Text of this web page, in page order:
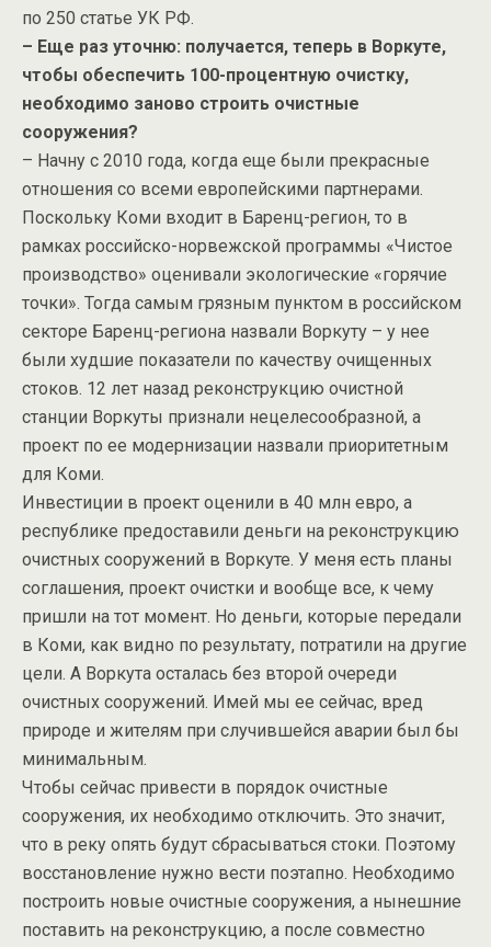
по 250 статье УК РФ.
– Еще раз уточню: получается, теперь в Воркуте,
чтобы обеспечить 100-процентную очистку,
необходимо заново строить очистные
сооружения?
– Начну с 2010 года, когда еще были прекрасные
отношения со всеми европейскими партнерами.
Поскольку Коми входит в Баренц-регион, то в
рамках российско-норвежской программы «Чистое
производство» оценивали экологические «горячие
точки». Тогда самым грязным пунктом в российском
секторе Баренц-региона назвали Воркуту – у нее
были худшие показатели по качеству очищенных
стоков. 12 лет назад реконструкцию очистной
станции Воркуты признали нецелесообразной, а
проект по ее модернизации назвали приоритетным
для Коми.
Инвестиции в проект оценили в 40 млн евро, а
республике предоставили деньги на реконструкцию
очистных сооружений в Воркуте. У меня есть планы
соглашения, проект очистки и вообще все, к чему
пришли на тот момент. Но деньги, которые передали
в Коми, как видно по результату, потратили на другие
цели. А Воркута осталась без второй очереди
очистных сооружений. Имей мы ее сейчас, вред
природе и жителям при случившейся аварии был бы
минимальным.
Чтобы сейчас привести в порядок очистные
сооружения, их необходимо отключить. Это значит,
что в реку опять будут сбрасываться стоки. Поэтому
восстановление нужно вести поэтапно. Необходимо
построить новые очистные сооружения, а нынешние
поставить на реконструкцию, а после совместно